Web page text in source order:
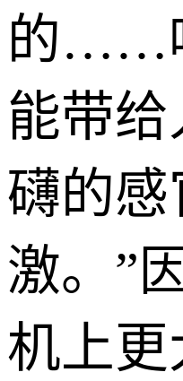
的……
能带
礴的感
激。”
机上更